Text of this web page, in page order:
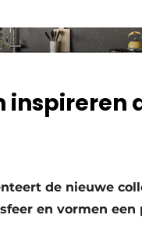
inspireren
de nieuwe
en vormen